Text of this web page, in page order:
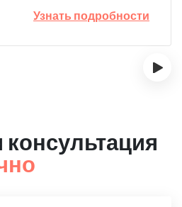
Узнать подробности
›